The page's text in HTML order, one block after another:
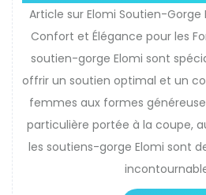
Article sur Elomi Soutien-Gorge
Confort et Élégance pour les
soutien-gorge Elomi sont
offrir un soutien optimal et un
femmes aux formes
particulière portée à la coupe,
les soutiens-gorge Elomi sont